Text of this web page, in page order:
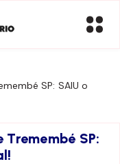
SP: SAIU o
SP: